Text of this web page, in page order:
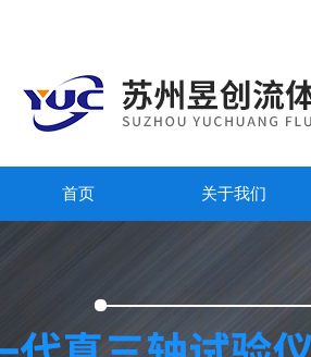
首页 关于我们